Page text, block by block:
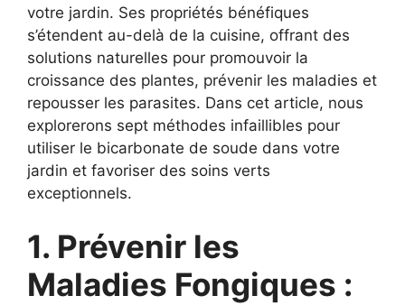
votre jardin. Ses propriétés bénéfiques
s’étendent au-delà de la cuisine, offrant des
solutions naturelles pour promouvoir la
croissance des plantes, prévenir les maladies et
repousser les parasites. Dans cet article, nous
explorerons sept méthodes infaillibles pour
utiliser le bicarbonate de soude dans votre
jardin et favoriser des soins verts
exceptionnels.
1. Prévenir les
Maladies Fongiques :